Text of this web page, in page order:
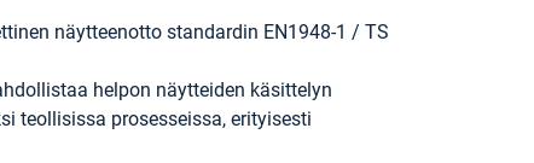
näytteenotto standardin EN1948-1 / TS
helpon näytteiden käsittelyn
teollisissa prosesseissa, erityisesti